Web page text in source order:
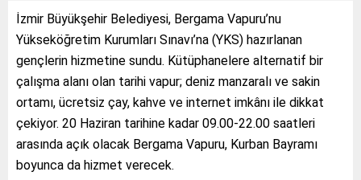
İzmir Büyükşehir Belediyesi, Bergama Vapuru’nu
Yükseköğretim Kurumları Sınavı’na (YKS) hazırlanan
gençlerin hizmetine sundu. Kütüphanelere alternatif bir
çalışma alanı olan tarihi vapur; deniz manzaralı ve sakin
ortamı, ücretsiz çay, kahve ve internet imkânı ile dikkat
çekiyor. 20 Haziran tarihine kadar 09.00-22.00 saatleri
arasında açık olacak Bergama Vapuru, Kurban Bayramı
boyunca da hizmet verecek.